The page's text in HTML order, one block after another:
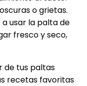
o grietas.
a usar la palta de
fresco y seco,
de tus paltas
recetas favoritas